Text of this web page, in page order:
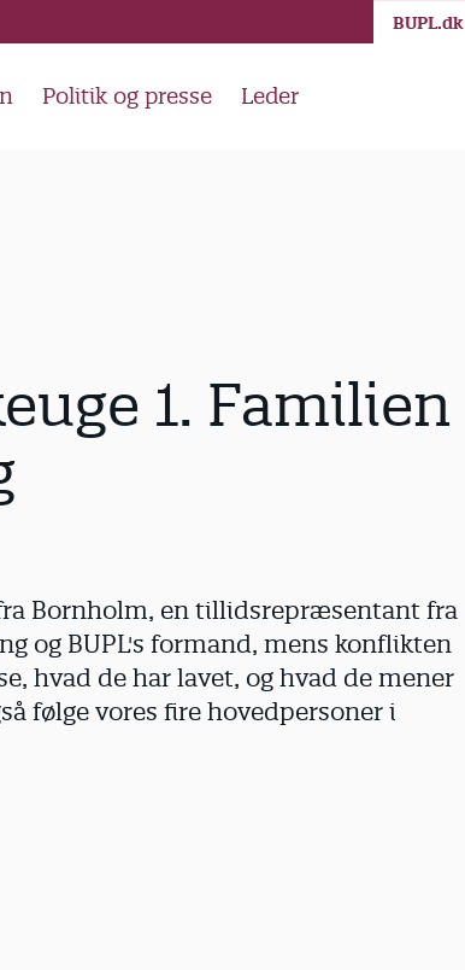
Politik og presse Leder
BUPL.dk
1. Familien
Bornholm, en tillidsrepræsentant fra
og BUPL's formand, mens konflikten
hvad de har lavet, og hvad de mener
følge vores fire hovedpersoner i